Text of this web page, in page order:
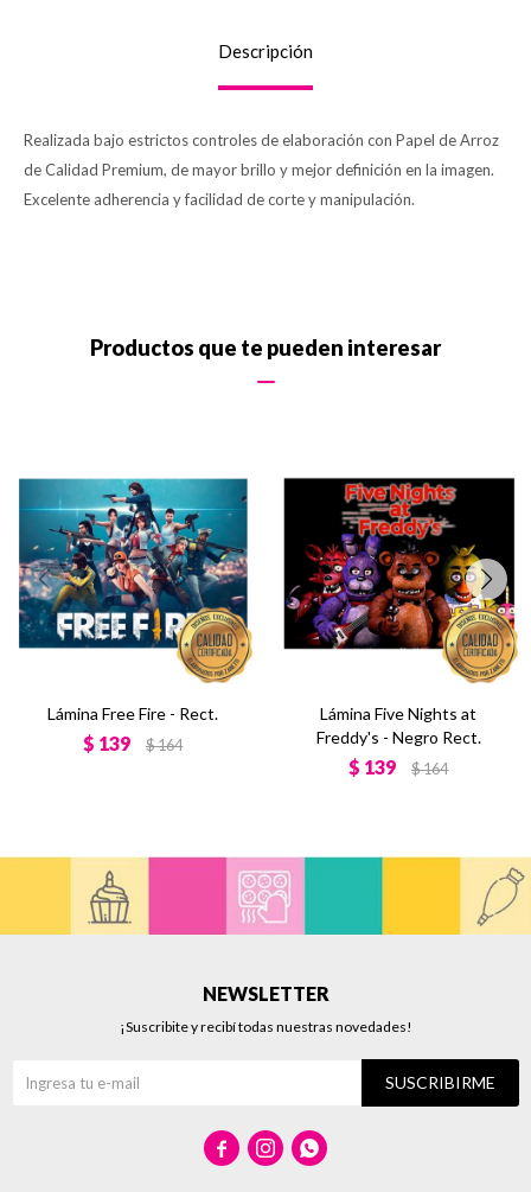
Descripción
Realizada bajo estrictos controles de elaboración con Papel de Arroz
de Calidad Premium, de mayor brillo y mejor definición en la imagen.
Excelente adherencia y facilidad de corte y manipulación.
Productos que te pueden interesar
Lámina Free Fire - Rect.
$ 139 $164
Lámina Five Nights at
Freddy's - Negro Rect.
$ 139 $164
NEWSLETTER
¡Suscribite y recibí todas nuestras novedades!
SUSCRIBIRME
  